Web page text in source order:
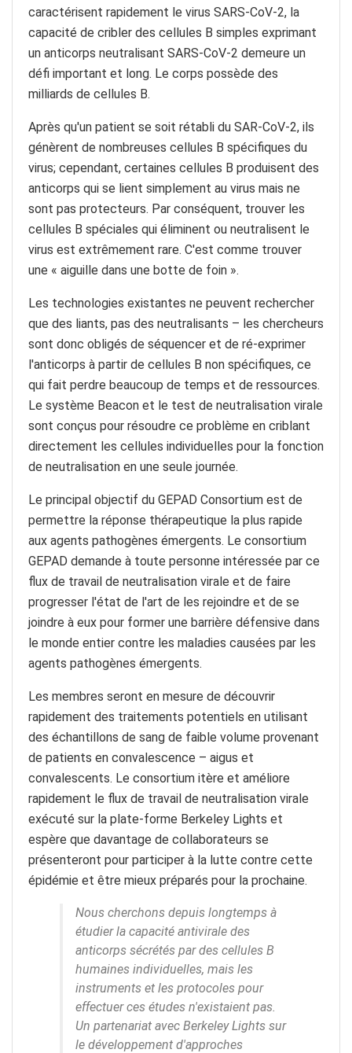
caractérisent rapidement le virus SARS-CoV-2, la
capacité de cribler des cellules B simples exprimant
un anticorps neutralisant SARS-CoV-2 demeure un
défi important et long. Le corps possède des
milliards de cellules B.
Après qu'un patient se soit rétabli du SAR-CoV-2, ils
génèrent de nombreuses cellules B spécifiques du
virus; cependant, certaines cellules B produisent des
anticorps qui se lient simplement au virus mais ne
sont pas protecteurs. Par conséquent, trouver les
cellules B spéciales qui éliminent ou neutralisent le
virus est extrêmement rare. C'est comme trouver
une « aiguille dans une botte de foin ».
Les technologies existantes ne peuvent rechercher
que des liants, pas des neutralisants – les chercheurs
sont donc obligés de séquencer et de ré-exprimer
l'anticorps à partir de cellules B non spécifiques, ce
qui fait perdre beaucoup de temps et de ressources.
Le système Beacon et le test de neutralisation virale
sont conçus pour résoudre ce problème en criblant
directement les cellules individuelles pour la fonction
de neutralisation en une seule journée.
Le principal objectif du GEPAD Consortium est de
permettre la réponse thérapeutique la plus rapide
aux agents pathogènes émergents. Le consortium
GEPAD demande à toute personne intéressée par ce
flux de travail de neutralisation virale et de faire
progresser l'état de l'art de les rejoindre et de se
joindre à eux pour former une barrière défensive dans
le monde entier contre les maladies causées par les
agents pathogènes émergents.
Les membres seront en mesure de découvrir
rapidement des traitements potentiels en utilisant
des échantillons de sang de faible volume provenant
de patients en convalescence – aigus et
convalescents. Le consortium itère et améliore
rapidement le flux de travail de neutralisation virale
exécuté sur la plate-forme Berkeley Lights et
espère que davantage de collaborateurs se
présenteront pour participer à la lutte contre cette
épidémie et être mieux préparés pour la prochaine.
Nous cherchons depuis longtemps à
étudier la capacité antivirale des
anticorps sécrétés par des cellules B
humaines individuelles, mais les
instruments et les protocoles pour
effectuer ces études n'existaient pas.
Un partenariat avec Berkeley Lights sur
le développement d'approches